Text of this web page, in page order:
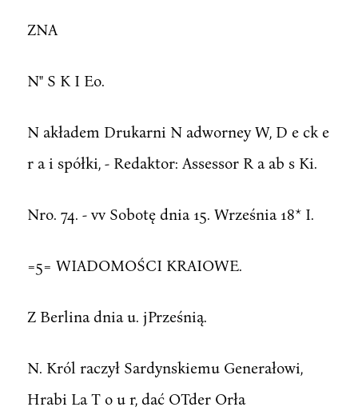
ZNA
N" S K I Eo.
N akładem Drukarni N adworney W, D e ck e
r a i spółki, - Redaktor: Assessor R a ab s Ki.
Nro. 74. - vv Sobotę dnia 15. Września 18* I.
=5= WIADOMOŚCI KRAIOWE.
Z Berlina dnia u. jPrześnią.
N. Król raczył Sardynskiemu Generałowi,
Hrabi La T o u r, dać OTder Orła